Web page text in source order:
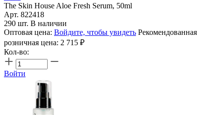
The Skin House Aloe Fresh Serum, 50ml
Арт. 822418
290 шт. В наличии
Оптовая цена: Войдите, чтобы увидеть Рекомендованная
розничная цена: 2 715 ₽
Кол-во:
Войти